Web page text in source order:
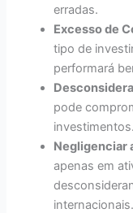
erradas.
Excesso de
tipo de
performará
pode
investimentos.
Negligenciar
apenas em
internacionais.